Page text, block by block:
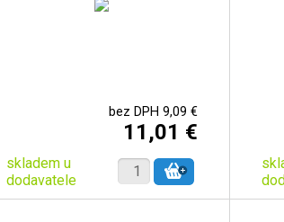
bez DPH 9,09 €
11,01 €
skladem u
dodavatele